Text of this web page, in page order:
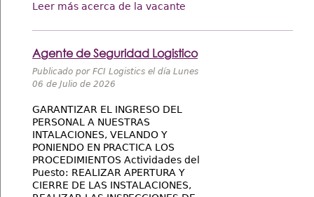
Leer más acerca de la vacante
Agente de Seguridad Logistico
Publicado por FCI Logistics el día Lunes
06 de Julio de 2026
GARANTIZAR EL INGRESO DEL
PERSONAL A NUESTRAS
INTALACIONES, VELANDO Y
PONIENDO EN PRACTICA LOS
PROCEDIMIENTOS Actividades del
Puesto: REALIZAR APERTURA Y
CIERRE DE LAS INSTALACIONES,